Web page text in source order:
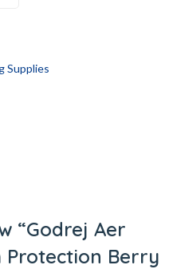
Supplies
“Godrej Aer
Protection Berry